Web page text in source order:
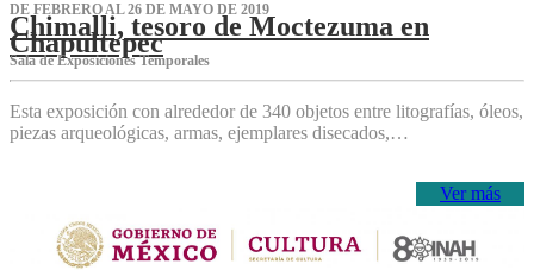
DE FEBRERO AL 26 DE MAYO DE 2019
Chimalli, tesoro de Moctezuma en
Chapultepec
Sala de Exposiciones Temporales
Esta exposición con alrededor de 340 objetos entre litografías, óleos,
piezas arqueológicas, armas, ejemplares disecados,…
Ver más